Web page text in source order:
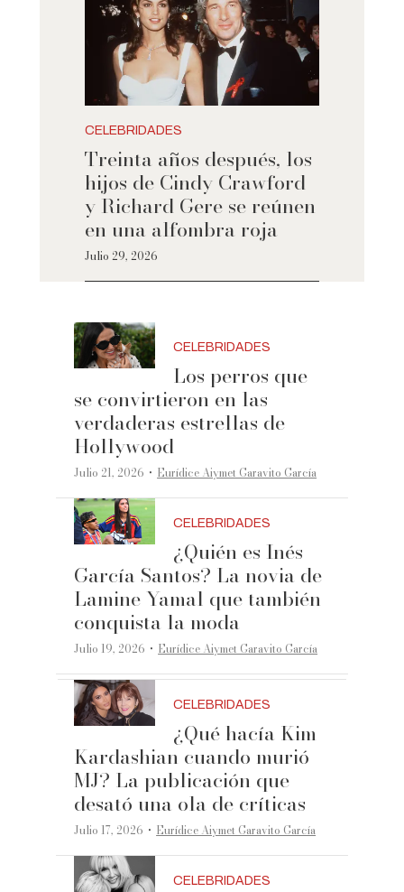
CELEBRIDADES
Treinta años después, los
hijos de Cindy Crawford
y Richard Gere se reúnen
en una alfombra roja
Julio 29, 2026
CELEBRIDADES
Los perros que
se convirtieron en las
verdaderas estrellas de
Hollywood
Julio 21, 2026 ·Eurídice Aiymet Garavito García
CELEBRIDADES
¿Quién es Inés
García Santos? La novia de
Lamine Yamal que también
conquista la moda
Julio 19, 2026 ·Eurídice Aiymet Garavito García
CELEBRIDADES
¿Qué hacía Kim
Kardashian cuando murió
MJ? La publicación que
desató una ola de críticas
Julio 17, 2026 ·Eurídice Aiymet Garavito García
CELEBRIDADES